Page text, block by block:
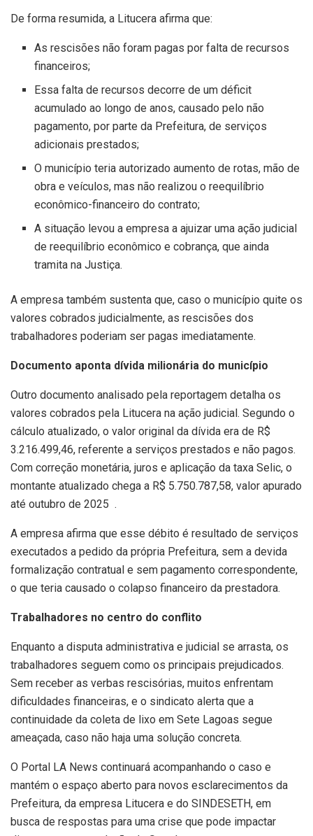
De forma resumida, a Litucera afirma que:
As rescisões não foram pagas por falta de recursos
financeiros;
Essa falta de recursos decorre de um déficit
acumulado ao longo de anos, causado pelo não
pagamento, por parte da Prefeitura, de serviços
adicionais prestados;
O município teria autorizado aumento de rotas, mão de
obra e veículos, mas não realizou o reequilíbrio
econômico-financeiro do contrato;
A situação levou a empresa a ajuizar uma ação judicial
de reequilíbrio econômico e cobrança, que ainda
tramita na Justiça.
A empresa também sustenta que, caso o município quite os
valores cobrados judicialmente, as rescisões dos
trabalhadores poderiam ser pagas imediatamente.
Documento aponta dívida milionária do município
Outro documento analisado pela reportagem detalha os
valores cobrados pela Litucera na ação judicial. Segundo o
cálculo atualizado, o valor original da dívida era de R$
3.216.499,46, referente a serviços prestados e não pagos.
Com correção monetária, juros e aplicação da taxa Selic, o
montante atualizado chega a R$ 5.750.787,58, valor apurado
até outubro de 2025 .
A empresa afirma que esse débito é resultado de serviços
executados a pedido da própria Prefeitura, sem a devida
formalização contratual e sem pagamento correspondente,
o que teria causado o colapso financeiro da prestadora.
Trabalhadores no centro do conflito
Enquanto a disputa administrativa e judicial se arrasta, os
trabalhadores seguem como os principais prejudicados.
Sem receber as verbas rescisórias, muitos enfrentam
dificuldades financeiras, e o sindicato alerta que a
continuidade da coleta de lixo em Sete Lagoas segue
ameaçada, caso não haja uma solução concreta.
O Portal LA News continuará acompanhando o caso e
mantém o espaço aberto para novos esclarecimentos da
Prefeitura, da empresa Litucera e do SINDESETH, em
busca de respostas para uma crise que pode impactar